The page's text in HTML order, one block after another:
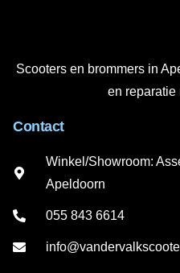
Scooters en brommers in
en reparatie
Contact
Winkel/Showroom:
Apeldoorn
055 843 6614